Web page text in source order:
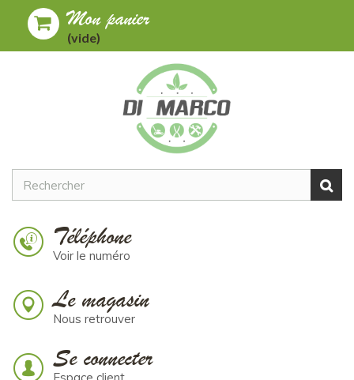
Mon panier
(vide)
Téléphone
Voir le numéro
Le magasin
Nous retrouver
Se connecter